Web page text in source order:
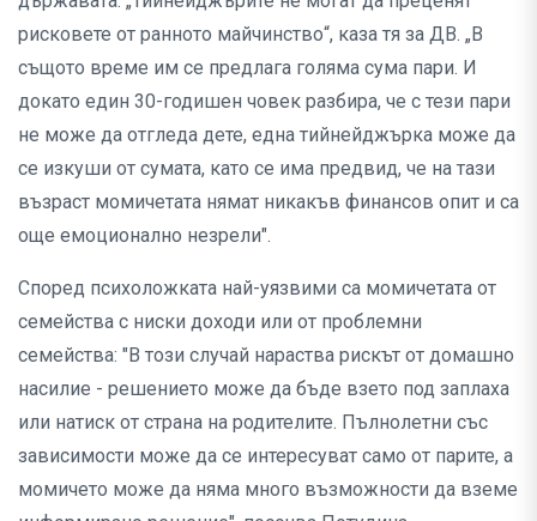
рисковете от ранното майчинство“, каза тя за ДВ. „В
същото време им се предлага голяма сума пари. И
докато един 30-годишен човек разбира, че с тези пари
не може да отгледа дете, една тийнейджърка може да
се изкуши от сумата, като се има предвид, че на тази
възраст момичетата нямат никакъв финансов опит и са
още емоционално незрели".
Според психоложката най-уязвими са момичетата от
семейства с ниски доходи или от проблемни
семейства: "В този случай нараства рискът от домашно
насилие - решението може да бъде взето под заплаха
или натиск от страна на родителите. Пълнолетни със
зависимости може да се интересуват само от парите, а
момичето може да няма много възможности да вземе